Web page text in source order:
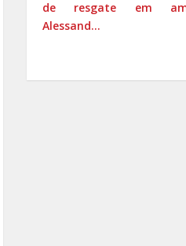
de resgate em
Alessand...